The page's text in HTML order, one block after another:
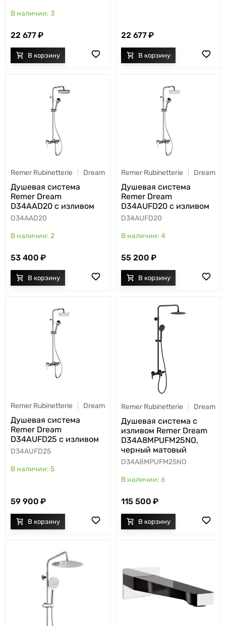
3
22 677 22 677
Remer Rubinetterie Dream
Душевая система
Remer Dream
D34AAD20 с изливом
D34AAD20
2
53 400
Remer Rubinetterie Dream
Душевая система
Remer Dream
D34AUFD20 с изливом
D34AUFD20
4
55 200
Remer Rubinetterie Dream
Душевая система
Remer Dream
D34AUFD25 с изливом
D34AUFD25
5
59 900
Remer Rubinetterie Dream
Душевая система с
изливом Remer Dream
D34A8MPUFM25NO,
черный матовый
D34A8MPUFM25NO
6
115 500